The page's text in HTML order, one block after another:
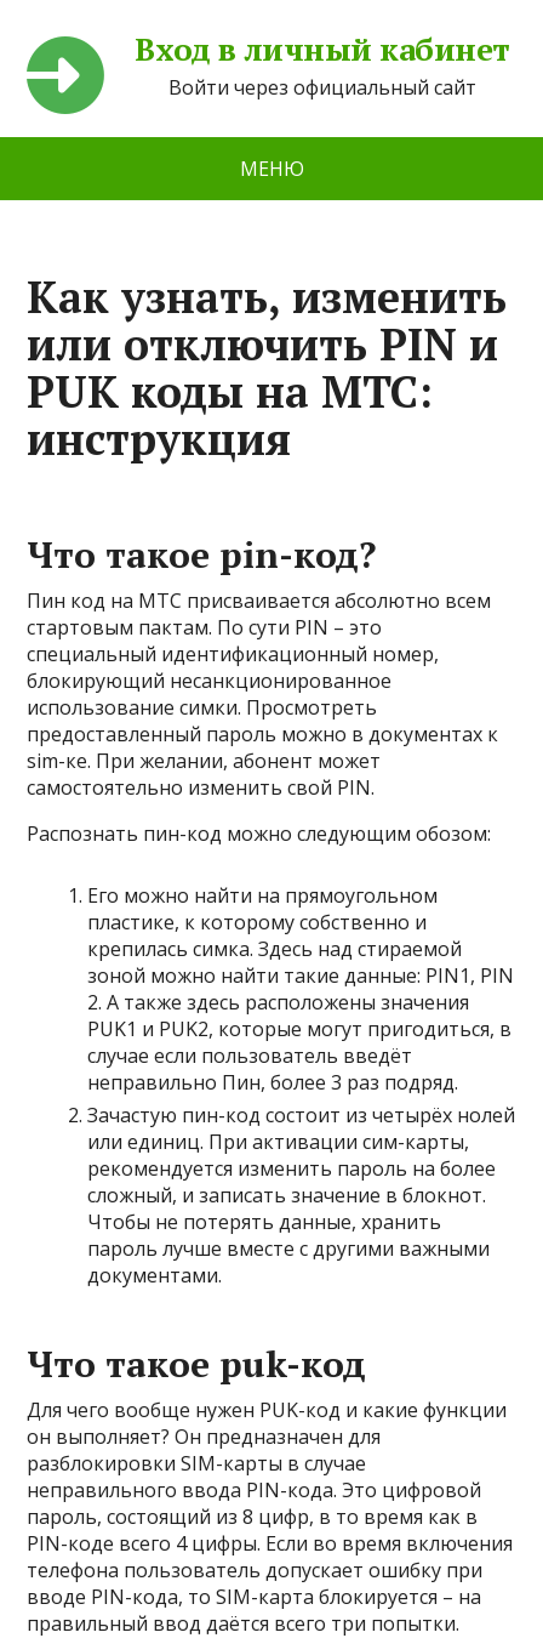
Вход в личный кабинет
Войти через официальный сайт
МЕНЮ
Как узнать, изменить
или отключить PIN и
PUK коды на МТС:
инструкция
Что такое pin-код?
Пин код на МТС присваивается абсолютно всем
стартовым пактам. По сути PIN – это
специальный идентификационный номер,
блокирующий несанкционированное
использование симки. Просмотреть
предоставленный пароль можно в документах к
sim-ке. При желании, абонент может
самостоятельно изменить свой PIN.
Распознать пин-код можно следующим обозом:
Его можно найти на прямоугольном
пластике, к которому собственно и
крепилась симка. Здесь над стираемой
зоной можно найти такие данные: PIN1, PIN
2. А также здесь расположены значения
PUK1 и PUK2, которые могут пригодиться, в
случае если пользователь введёт
неправильно Пин, более 3 раз подряд.
Зачастую пин-код состоит из четырёх нолей
или единиц. При активации сим-карты,
рекомендуется изменить пароль на более
сложный, и записать значение в блокнот.
Чтобы не потерять данные, хранить
пароль лучше вместе с другими важными
документами.
Что такое puk-код
Для чего вообще нужен PUK-код и какие функции
он выполняет? Он предназначен для
разблокировки SIM-карты в случае
неправильного ввода PIN-кода. Это цифровой
пароль, состоящий из 8 цифр, в то время как в
PIN-коде всего 4 цифры. Если во время включения
телефона пользователь допускает ошибку при
вводе PIN-кода, то SIM-карта блокируется – на
правильный ввод даётся всего три попытки.